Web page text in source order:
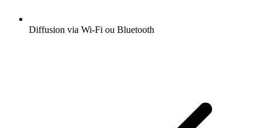
Diffusion via Wi-Fi ou Bluetooth